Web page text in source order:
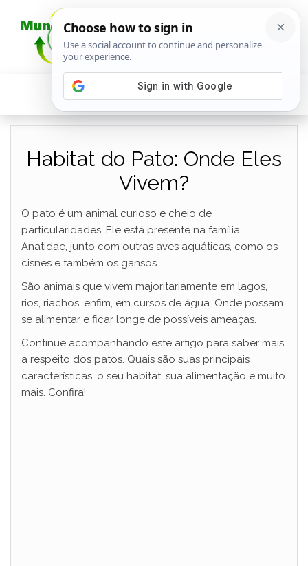
Habitat do Pato: Onde Eles
Vivem?
O pato é um animal curioso e cheio de
particularidades. Ele está presente na família
Anatidae, junto com outras aves aquáticas, como os
cisnes e também os gansos.
São animais que vivem majoritariamente em lagos,
rios, riachos, enfim, em cursos de água. Onde possam
se alimentar e ficar longe de possíveis ameaças.
Continue acompanhando este artigo para saber mais
a respeito dos patos. Quais são suas principais
características, o seu habitat, sua alimentação e muito
mais. Confira!